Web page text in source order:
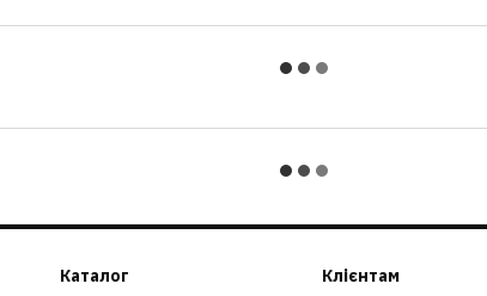
Каталог Клієнтам